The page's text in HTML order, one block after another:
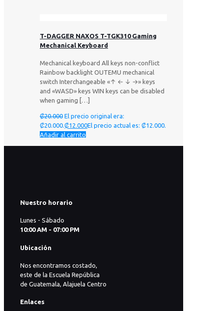
T-DAGGER NAXOS T-TGK310 Gaming
Mechanical Keyboard
Mechanical keyboard All keys non-conflict
Rainbow backlight OUTEMU mechanical
switch Interchangeable «↑ ← ↓ →» keys
and «WASD» keys WIN keys can be disabled
when gaming […]
₡20.000 El precio original era:
₡20.000. ₡12.000El precio actual es: ₡12.000.
Añadir al carrito
Nuestro horario
Lunes - Sábado
10:00 AM - 07:00 PM
Ubicación
Nos encontramos costado,
este de la Escuela República
de Guatemala, Alajuela Centro
Enlaces